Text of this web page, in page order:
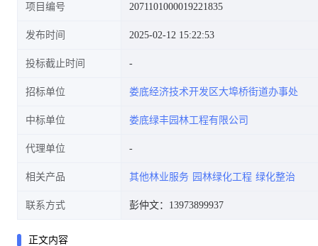
项目编号 2071101000019221835
发布时间 2025-02-12 15:22:53
投标截止时间
招标单位 娄底经济技术开发区大埠桥街道办事处
中标单位 娄底绿丰园林工程有限公司
代理单位
相关产品 其他林业服务 园林绿化工程 绿化整治
联系方式 彭仲文：13973899937
正文内容